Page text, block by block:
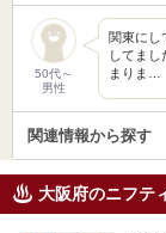
50代～
男性
関東にし
してま
まりま…
関連情報から探す
大阪府のニフテ